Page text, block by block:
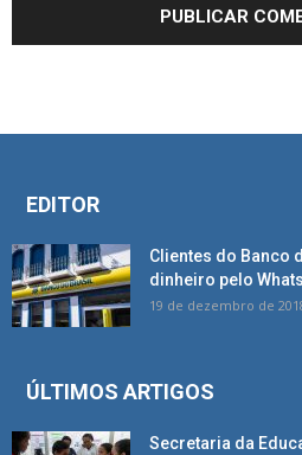
EDITOR
Clientes do Banco
dinheiro pelo
19 de dezembro de
ÚLTIMOS ARTIGOS
Secretaria da